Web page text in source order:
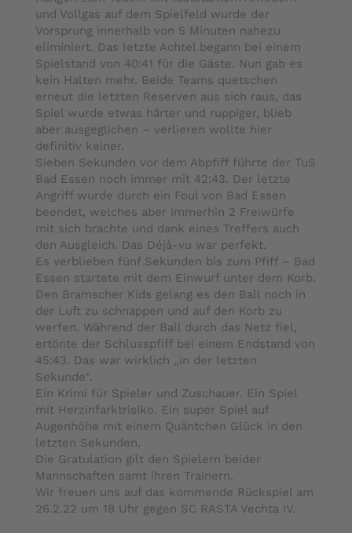
und Vollgas auf dem Spielfeld wurde der
Vorsprung innerhalb von 5 Minuten nahezu
eliminiert. Das letzte Achtel begann bei einem
Spielstand von 40:41 für die Gäste. Nun gab es
kein Halten mehr. Beide Teams quetschen
erneut die letzten Reserven aus sich raus, das
Spiel wurde etwas härter und ruppiger, blieb
aber ausgeglichen – verlieren wollte hier
definitiv keiner.
Sieben Sekunden vor dem Abpfiff führte der TuS
Bad Essen noch immer mit 42:43. Der letzte
Angriff wurde durch ein Foul von Bad Essen
beendet, welches aber immerhin 2 Freiwürfe
mit sich brachte und dank eines Treffers auch
den Ausgleich. Das Déjà-vu war perfekt.
Es verblieben fünf Sekunden bis zum Pfiff – Bad
Essen startete mit dem Einwurf unter dem Korb.
Den Bramscher Kids gelang es den Ball noch in
der Luft zu schnappen und auf den Korb zu
werfen. Während der Ball durch das Netz fiel,
ertönte der Schlusspfiff bei einem Endstand von
45:43. Das war wirklich „in der letzten
Sekunde“.
Ein Krimi für Spieler und Zuschauer. Ein Spiel
mit Herzinfarktrisiko. Ein super Spiel auf
Augenhöhe mit einem Quäntchen Glück in den
letzten Sekunden.
Die Gratulation gilt den Spielern beider
Mannschaften samt ihren Trainern.
Wir freuen uns auf das kommende Rückspiel am
26.2.22 um 18 Uhr gegen SC RASTA Vechta IV.